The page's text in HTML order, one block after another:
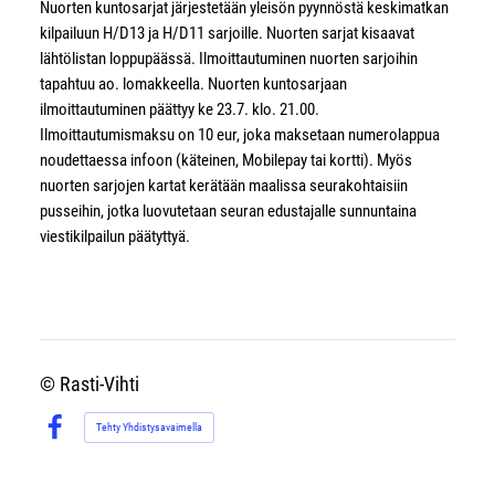
Nuorten kuntosarjat järjestetään yleisön pyynnöstä keskimatkan
kilpailuun H/D13 ja H/D11 sarjoille. Nuorten sarjat kisaavat
lähtölistan loppupäässä. Ilmoittautuminen nuorten sarjoihin
tapahtuu ao. lomakkeella. Nuorten kuntosarjaan
ilmoittautuminen päättyy ke 23.7. klo. 21.00.
Ilmoittautumismaksu on 10 eur, joka maksetaan numerolappua
noudettaessa infoon (käteinen, Mobilepay tai kortti). Myös
nuorten sarjojen kartat kerätään maalissa seurakohtaisiin
pusseihin, jotka luovutetaan seuran edustajalle sunnuntaina
viestikilpailun päätyttyä.
© Rasti-Vihti
Facebook
Tehty Yhdistysavaimella